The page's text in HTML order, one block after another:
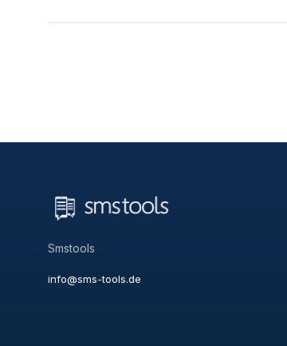
Smstools
info@sms-tools.de